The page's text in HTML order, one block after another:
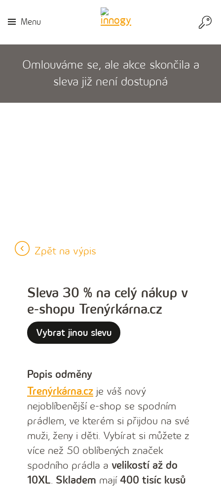
Menu
Omlouváme se, ale akce skončila a
sleva již není dostupná
Zpět na výpis
Sleva 30 % na celý nákup v
e-shopu Trenýrkárna.cz
Vybrat jinou slevu
Popis odměny
Trenýrkárna.cz je váš nový
nejoblíbenější e-shop se spodním
prádlem, ve kterém si přijdou na své
muži, ženy i děti. Vybírat si můžete z
více než 50 oblíbených značek
spodního prádla a velikostí až do
10XL. Skladem mají 400 tisíc kusů